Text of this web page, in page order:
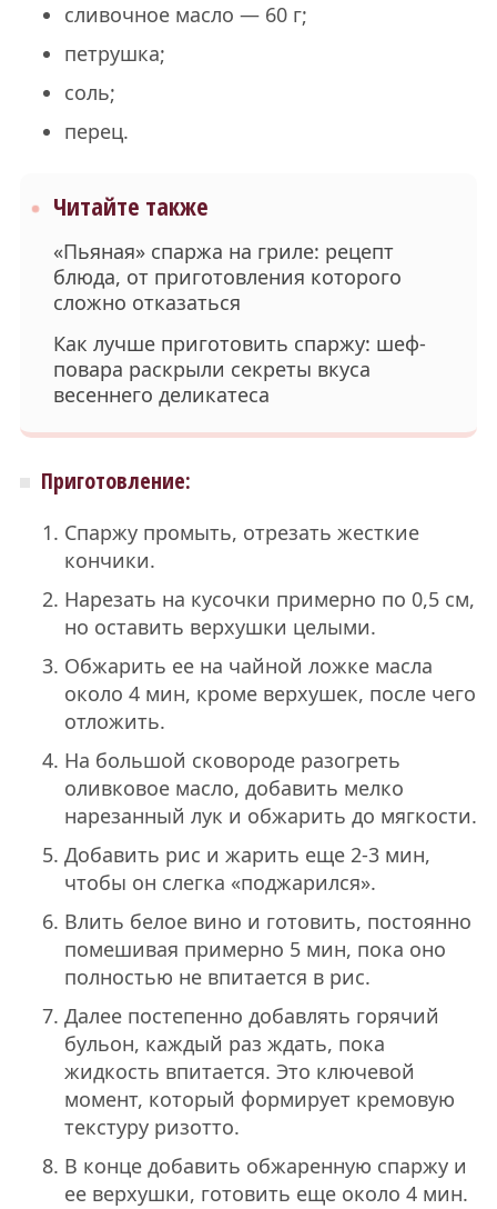
сливочное масло — 60 г;
петрушка;
соль;
перец.
Читайте также
«Пьяная» спаржа на гриле: рецепт
блюда, от приготовления которого
сложно отказаться
Как лучше приготовить спаржу: шеф-
повара раскрыли секреты вкуса
весеннего деликатеса
Приготовление:
Спаржу промыть, отрезать жесткие
кончики.
Нарезать на кусочки примерно по 0,5 см,
но оставить верхушки целыми.
Обжарить ее на чайной ложке масла
около 4 мин, кроме верхушек, после чего
отложить.
На большой сковороде разогреть
оливковое масло, добавить мелко
нарезанный лук и обжарить до мягкости.
Добавить рис и жарить еще 2-3 мин,
чтобы он слегка «поджарился».
Влить белое вино и готовить, постоянно
помешивая примерно 5 мин, пока оно
полностью не впитается в рис.
Далее постепенно добавлять горячий
бульон, каждый раз ждать, пока
жидкость впитается. Это ключевой
момент, который формирует кремовую
текстуру ризотто.
В конце добавить обжаренную спаржу и
ее верхушки, готовить еще около 4 мин.